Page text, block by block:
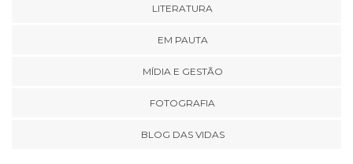
LITERATURA
EM PAUTA
MÍDIA E GESTÃO
FOTOGRAFIA
BLOG DAS VIDAS